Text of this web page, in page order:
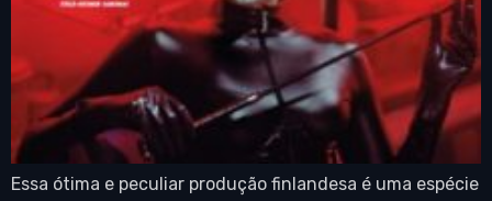
Essa ótima e peculiar produção finlandesa é uma espécie